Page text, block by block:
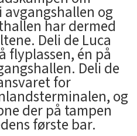
avgangshallen og
har dermed
Deli de Luca
flyplassen, én på
Deli de
for
og
der på tampen
første bar.